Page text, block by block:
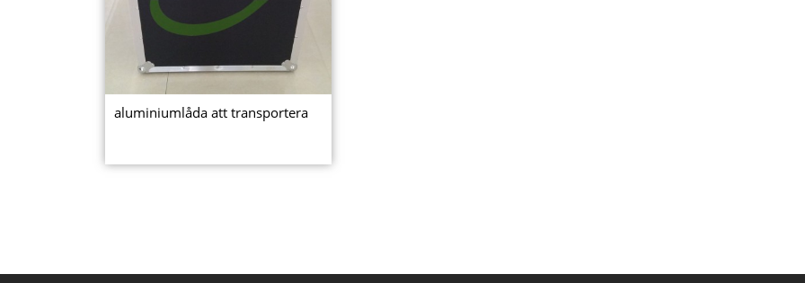
aluminiumlåda att transportera